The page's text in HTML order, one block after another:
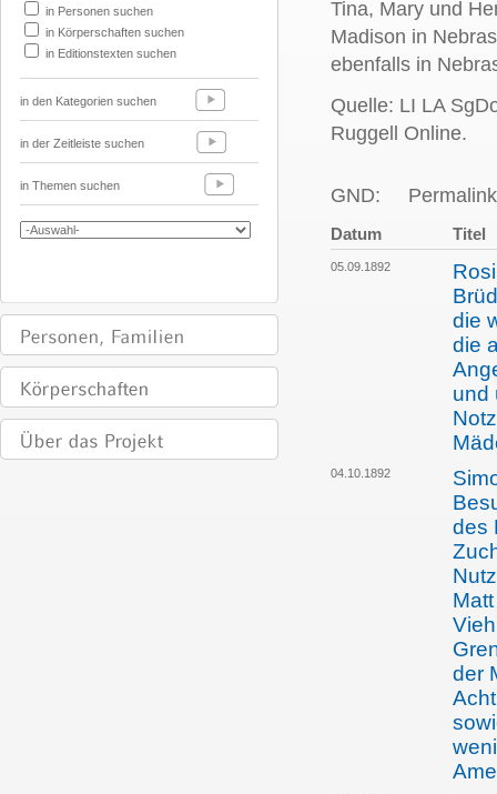
in Personen suchen
in Körperschaften suchen
in Editionstexten suchen
in den Kategorien suchen
in der Zeitleiste suchen
in Themen suchen
Tina, Mary und
Madison in
ebenfalls in
Quelle: LI LA
Ruggell Online.
GND:
Datum Titel
05.09.1892
die
die
und
04.10.1892
des
der